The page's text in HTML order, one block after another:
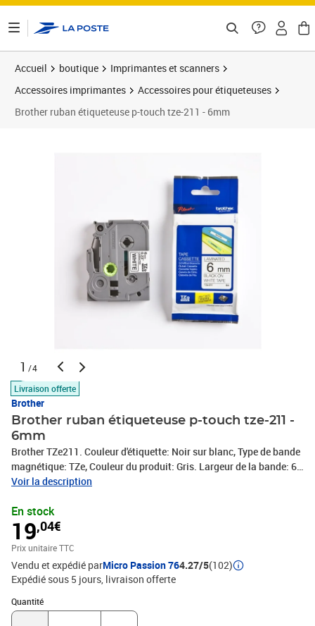
Accueil boutique
Imprimantes et scanners
Accessoires imprimantes
Accessoires pour étiqueteuses
Brother ruban étiqueteuse p-touch tze-211 - 6mm
1 /4
Livraison offerte
Brother
Brother ruban étiqueteuse p-touch tze-211 -
6mm
Brother TZe211. Couleur d'étiquette: Noir sur blanc, Type de bande
magnétique: TZe, Couleur du produit: Gris. Largeur de la bande: 6
mm, Longueur de la bande: 8 m, Type d'emballage: Ampoule
Voir la description
En stock
19,04€
Prix unitaire TTC
Vendu et expédié parMicro Passion 764.27/5(102)
Expédié sous 5 jours livraison offerte
Quantité
Quantité : 1